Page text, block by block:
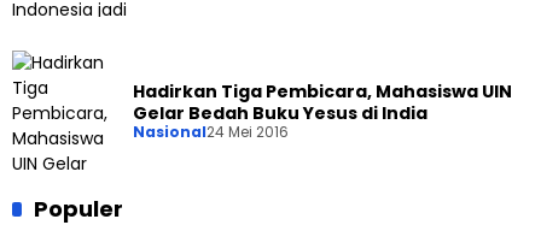
Hadirkan Tiga Pembicara, Mahasiswa UIN
Gelar Bedah Buku Yesus di India
Nasional24 Mei 2016
Populer